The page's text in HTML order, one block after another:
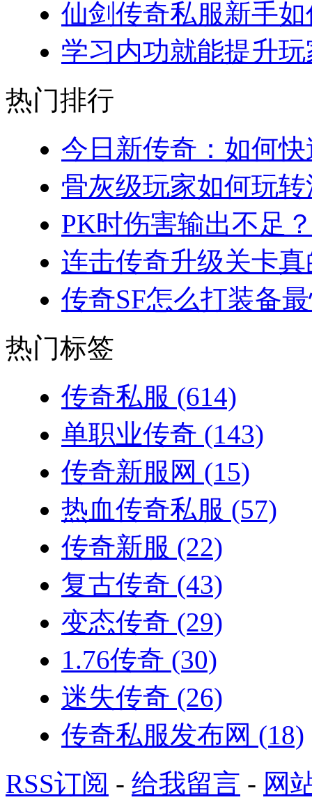
仙剑传奇私服新手
学习内功就能提升
热门排行
今日新传奇：如何
骨灰级玩家如何玩
PK时伤害输出不足
连击传奇升级关卡
传奇SF怎么打装备
热门标签
传奇私服 (614)
单职业传奇 (143)
传奇新服网 (15)
热血传奇私服 (57)
传奇新服 (22)
复古传奇 (43)
变态传奇 (29)
1.76传奇 (30)
迷失传奇 (26)
传奇私服发布网 (18)
RSS订阅 - 给我留言 - 网